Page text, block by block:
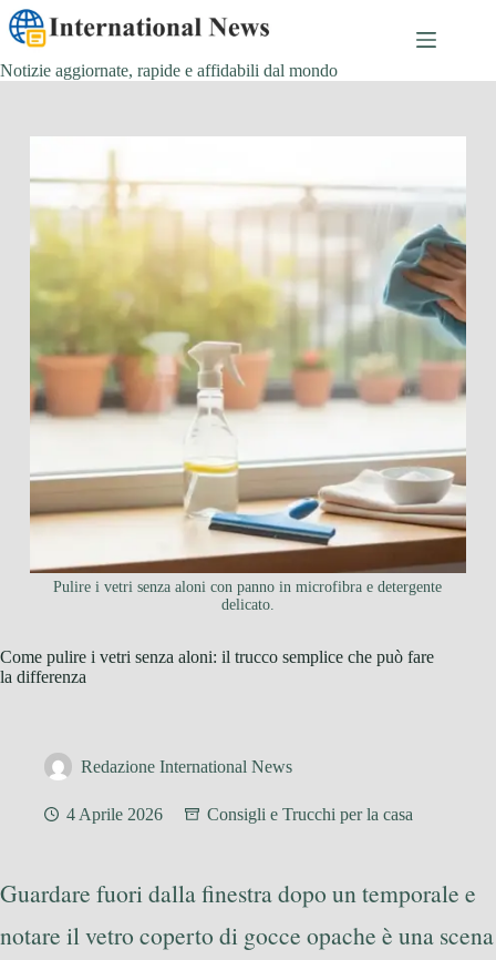
Salta
al
contenuto
Notizie aggiornate, rapide e affidabili dal mondo
Pulire i vetri senza aloni con panno in microfibra e detergente
delicato.
Come pulire i vetri senza aloni: il trucco semplice che può fare
la differenza
Redazione International News
4 Aprile 2026 Consigli e Trucchi per la casa
Guardare fuori dalla finestra dopo un temporale e
notare il vetro coperto di gocce opache è una scena